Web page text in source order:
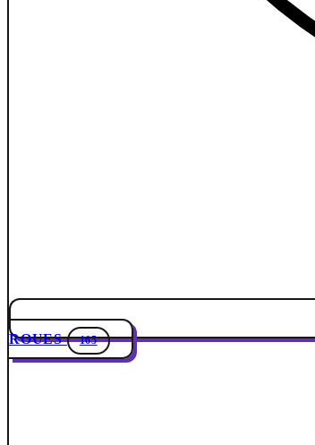
ROUES 165